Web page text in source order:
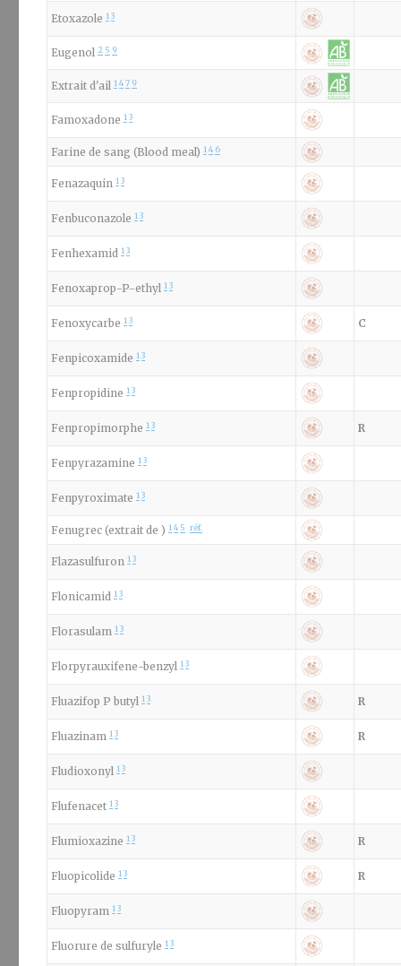
Etoxazole 1 3
Eugenol 2 5 9
Extrait d'ail 1 4 7 9
Famoxadone 1 3
Farine de sang (Blood meal) 1 4 6
Fenazaquin 1 3
Fenbuconazole 1 3
Fenhexamid 1 3
Fenoxaprop-P-ethyl 1 3
Fenoxycarbe 1 3 C
Fenpicoxamide 1 3
Fenpropidine 1 3
Fenpropimorphe 1 3 R
Fenpyrazamine 1 3
Fenpyroximate 1 3
Fenugrec (extrait de ) 1 4 5 réf.
Flazasulfuron 1 3
Flonicamid 1 3
Florasulam 1 3
Florpyrauxifene-benzyl 1 3
Fluazifop P butyl 1 3 R
Fluazinam 1 3 R
Fludioxonyl 1 3
Flufenacet 1 3
Flumioxazine 1 3 R
Fluopicolide 1 3 R
Fluopyram 1 3
Fluorure de sulfuryle 1 3